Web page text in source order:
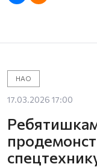
НАО
17.03.2026 17:00